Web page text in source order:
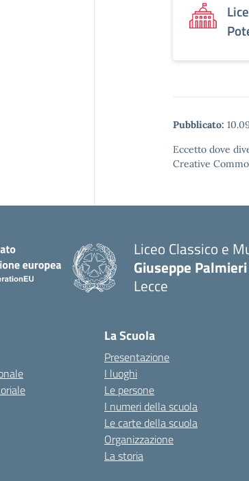
Pubblicato:
Eccetto dove
Creative
Liceo Classico e
Giuseppe Palmieri
Lecce
La Scuola
Presentazione
I luoghi
Le persone
I numeri della scuola
Le carte della scuola
Organizzazione
La storia